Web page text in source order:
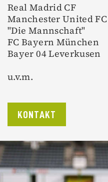
Real Madrid CF
Manchester United FC
"Die Mannschaft"
FC Bayern München
Bayer 04 Leverkusen
u.v.m.
KONTAKT